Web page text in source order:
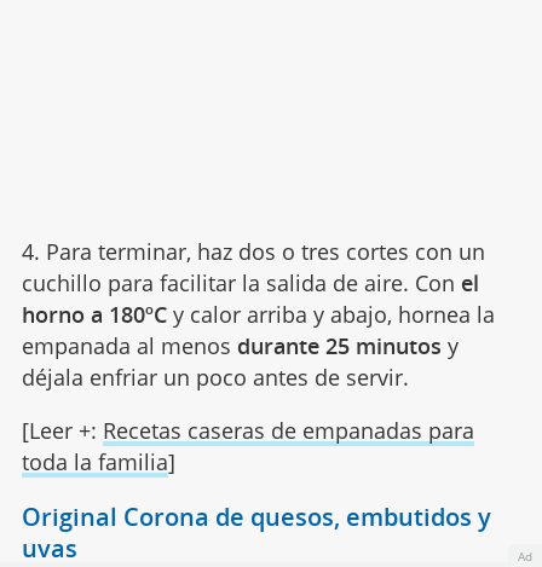
4. Para terminar, haz dos o tres cortes con un
cuchillo para facilitar la salida de aire. Con el
horno a 180ºCy calor arriba y abajo, hornea la
empanada al menos durante 25 minutos y
déjala enfriar un poco antes de servir.
[Leer +: Recetas caseras de empanadas para
toda la familia]
Original Corona de quesos, embutidos y
uvas
Ad